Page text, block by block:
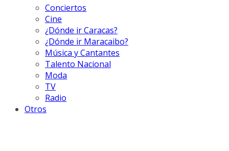
Conciertos
Cine
¿Dónde ir Caracas?
¿Dónde ir Maracaibo?
Música y Cantantes
Talento Nacional
Moda
TV
Radio
Otros